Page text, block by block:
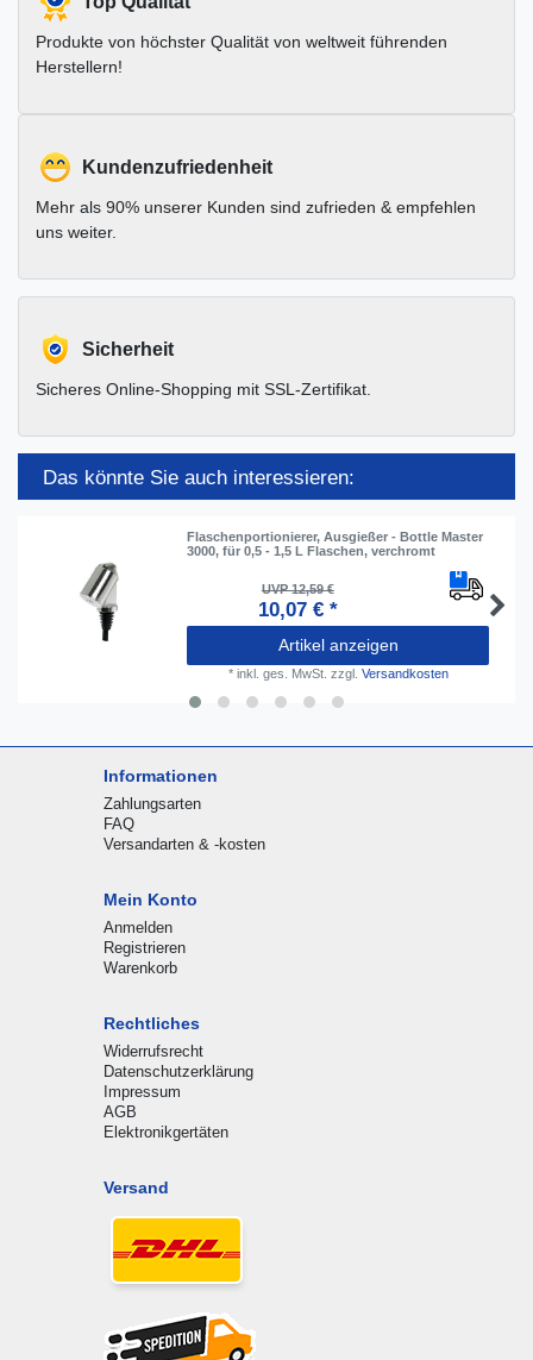
Produkte von höchster Qualität von weltweit führenden
Herstellern!
Kundenzufriedenheit
Mehr als 90% unserer Kunden sind zufrieden & empfehlen
uns weiter.
Sicherheit
Sicheres Online-Shopping mit SSL-Zertifikat.
Das könnte Sie auch interessieren:
Flaschenportionierer, Ausgießer - Bottle Master
3000, für 0,5 - 1,5 L Flaschen, verchromt
UVP 12,59 €
10,07 € *
Artikel anzeigen
* inkl. ges. MwSt. zzgl. Versandkosten
Informationen
Zahlungsarten
FAQ
Versandarten & -kosten
Mein Konto
Anmelden
Registrieren
Warenkorb
Rechtliches
Widerrufsrecht
Datenschutzerklärung
Impressum
AGB
Elektronikgertäten
Versand